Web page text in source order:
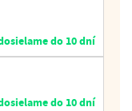
do 10 dní
do 10 dní